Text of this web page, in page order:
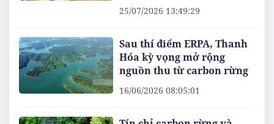
25/07/2026 13:49:29
Sau thí điểm ERPA, Thanh
Hóa kỳ vọng mở rộng
nguồn thu từ carbon rừng
16/06/2026 08:05:01